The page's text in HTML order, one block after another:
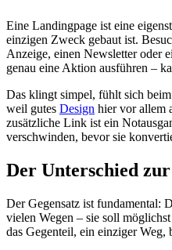
Eine Landingpage ist eine
einzigen Zweck gebaut ist.
Anzeige, einen Newsletter oder
genau eine Aktion ausführen –
Das klingt simpel, fühlt sich
weil gutes Design hier vor allem
zusätzliche Link ist ein
verschwinden, bevor sie
Der Unterschied
Der Gegensatz ist fundamental:
vielen Wegen – sie soll
das Gegenteil, ein einziger Weg,